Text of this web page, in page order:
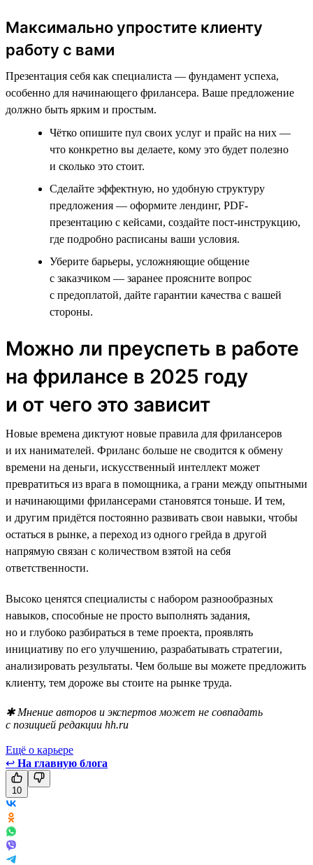
Максимально упростите клиенту
работу с вами
Презентация себя как специалиста — фундамент успеха,
особенно для начинающего фрилансера. Ваше предложение
должно быть ярким и простым.
Чётко опишите пул своих услуг и прайс на них —
что конкретно вы делаете, кому это будет полезно
и сколько это стоит.
Сделайте эффектную, но удобную структуру
предложения — оформите лендинг, PDF-
презентацию с кейсами, создайте пост-инструкцию,
где подробно расписаны ваши условия.
Уберите барьеры, усложняющие общение
с заказчиком — заранее проясните вопрос
с предоплатой, дайте гарантии качества с вашей
стороны.
Можно ли преуспеть в работе
на фрилансе в 2025 году
и от чего это зависит
Новые времена диктуют новые правила для фрилансеров
и их нанимателей. Фриланс больше не сводится к обмену
времени на деньги, искусственный интеллект может
превратиться из врага в помощника, а грани между опытными
и начинающими фрилансерами становятся тоньше. И тем,
и другим придётся постоянно развивать свои навыки, чтобы
остаться в рынке, а переход из одного грейда в другой
напрямую связан с количеством взятой на себя
ответственности.
Высоко ценятся специалисты с набором разнообразных
навыков, способные не просто выполнять задания,
но и глубоко разбираться в теме проекта, проявлять
инициативу по его улучшению, разрабатывать стратегии,
анализировать результаты. Чем больше вы можете предложить
клиенту, тем дороже вы стоите на рынке труда.
✱ Мнение авторов и экспертов может не совпадать
с позицией редакции hh.ru
Ещё о карьере
↩ На главную блога
10